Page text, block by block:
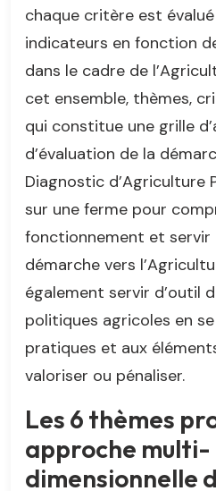
chaque critère est
indicateurs en fonction
dans le cadre de
cet ensemble, thèmes,
qui constitue une grille
d’évaluation de la
Diagnostic d’Agriculture
sur une ferme pour
fonctionnement et servir
démarche vers
également servir d’outil
politiques agricoles en
pratiques et aux
valoriser ou pénaliser.
Les 6 thèmes
approche multi-
dimensionnelle